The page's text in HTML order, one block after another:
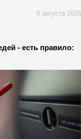
8 августа 2026
- есть правило: